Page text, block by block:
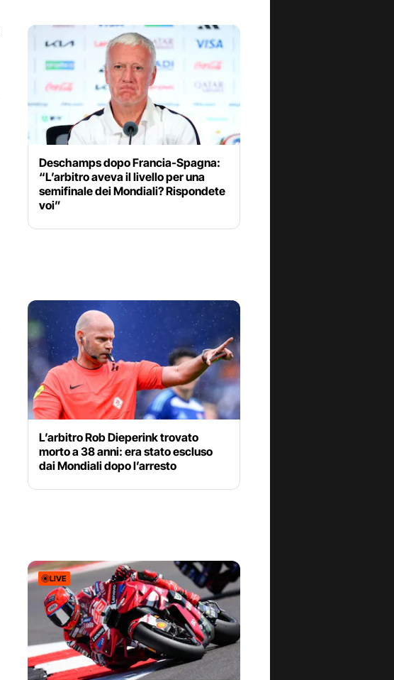
Deschamps dopo Francia-Spagna:
“L’arbitro aveva il livello per una
semifinale dei Mondiali? Rispondete
voi”
L’arbitro Rob Dieperink trovato
morto a 38 anni: era stato escluso
dai Mondiali dopo l’arresto
LIVE